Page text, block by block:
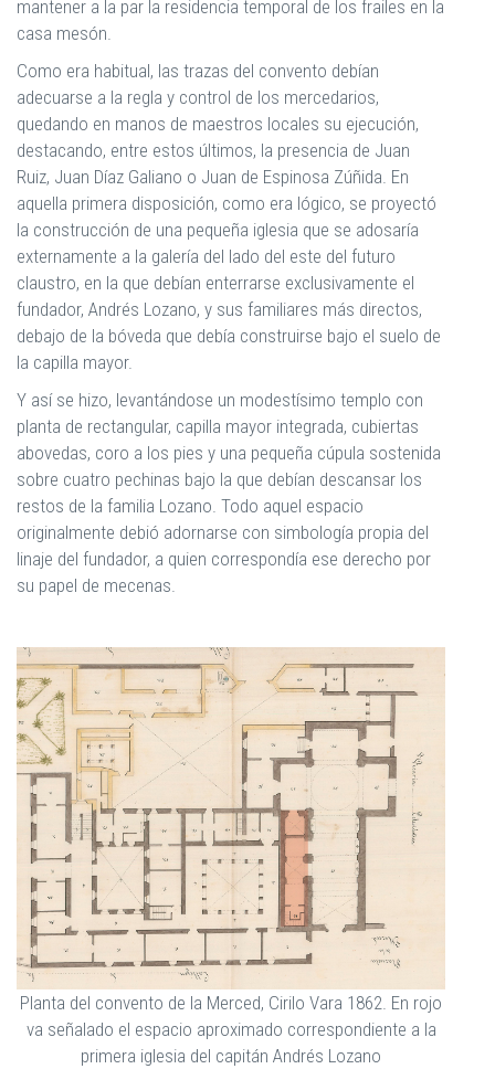
mantener a la par la residencia temporal de los frailes en la
casa mesón.
Como era habitual, las trazas del convento debían
adecuarse a la regla y control de los mercedarios,
quedando en manos de maestros locales su ejecución,
destacando, entre estos últimos, la presencia de Juan
Ruiz, Juan Díaz Galiano o Juan de Espinosa Zúñida. En
aquella primera disposición, como era lógico, se proyectó
la construcción de una pequeña iglesia que se adosaría
externamente a la galería del lado del este del futuro
claustro, en la que debían enterrarse exclusivamente el
fundador, Andrés Lozano, y sus familiares más directos,
debajo de la bóveda que debía construirse bajo el suelo de
la capilla mayor.
Y así se hizo, levantándose un modestísimo templo con
planta de rectangular, capilla mayor integrada, cubiertas
abovedas, coro a los pies y una pequeña cúpula sostenida
sobre cuatro pechinas bajo la que debían descansar los
restos de la familia Lozano. Todo aquel espacio
originalmente debió adornarse con simbología propia del
linaje del fundador, a quien correspondía ese derecho por
su papel de mecenas.
Planta del convento de la Merced, Cirilo Vara 1862. En rojo
va señalado el espacio aproximado correspondiente a la
primera iglesia del capitán Andrés Lozano